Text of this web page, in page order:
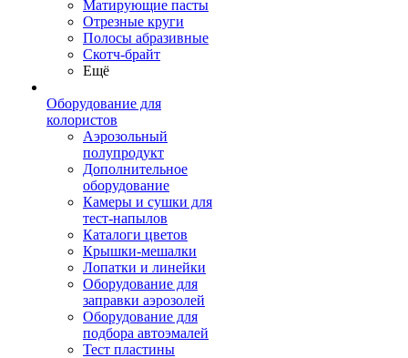
Матирующие пасты
Отрезные круги
Полосы абразивные
Скотч-брайт
Ещё
Оборудование для
колористов
Аэрозольный
полупродукт
Дополнительное
оборудование
Камеры и сушки для
тест-напылов
Каталоги цветов
Крышки-мешалки
Лопатки и линейки
Оборудование для
заправки аэрозолей
Оборудование для
подбора автоэмалей
Тест пластины